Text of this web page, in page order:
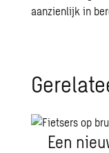
aanzienlijk in
Een